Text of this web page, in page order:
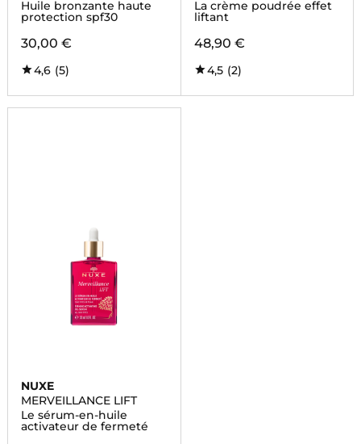
Huile bronzante haute
protection spf30
30,00 €
4,6 (5)
La crème poudrée effet
liftant
48,90 €
4,5 (2)
NUXE
MERVEILLANCE LIFT
Le sérum-en-huile
activateur de fermeté